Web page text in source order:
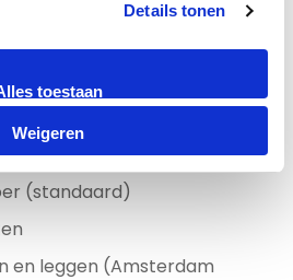
Details tonen
toestaan
Weigeren
nuttig in de woonkamer of
dus niet meer het
per m2 €49,95
(standaard)
en leggen (Amsterdam